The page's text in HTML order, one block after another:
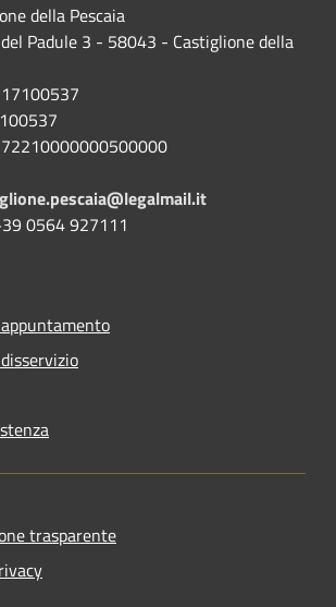
della Pescaia
Padule 3 - 58043 - Castiglione della
0564 927111
trasparente